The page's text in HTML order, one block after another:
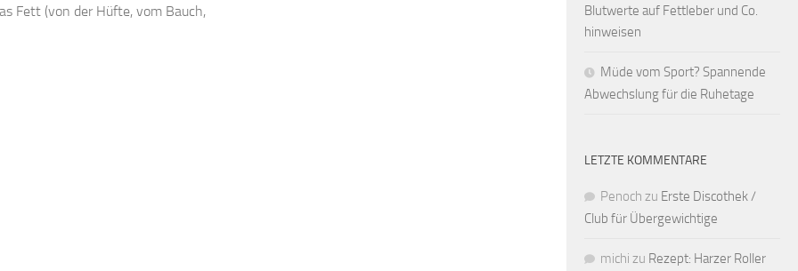
Fett (von der Hüfte, vom Bauch,
Blutwerte auf Fettleber und Co.
hinweisen
Müde vom Sport? Spannende
Abwechslung für die Ruhetage
LETZTE KOMMENTARE
Penoch zu Erste Discothek /
Club für Übergewichtige
michi zu Rezept: Harzer Roller